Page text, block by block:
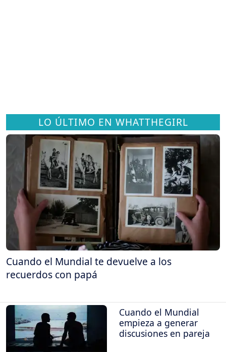
LO ÚLTIMO EN WHATTHEGIRL
Cuando el Mundial te devuelve a los
recuerdos con papá
Cuando el Mundial
empieza a generar
discusiones en pareja